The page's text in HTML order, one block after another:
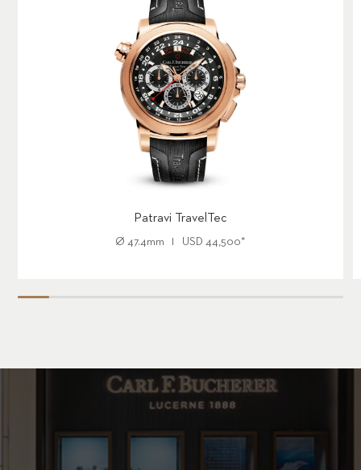
Patravi TravelTec
Ø 47.4mm USD 44,500*